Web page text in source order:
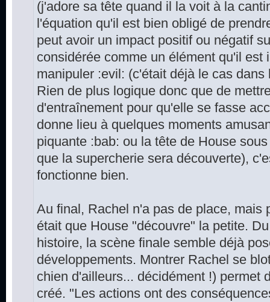
(j'adore sa tête quand il la voit à la
l'équation qu'il est bien obligé de
peut avoir un impact positif ou négatif
considérée comme un élément qu'il est
manipuler :evil: (c'était déjà le cas
Rien de plus logique donc que de
d'entraînement pour qu'elle se fasse
donne lieu à quelques moments
piquante :bab: ou la tête de House
que la supercherie sera découverte),
fonctionne bien.
Au final, Rachel n'a pas de place, mais
était que House "découvre" la petite.
histoire, la scène finale semble déjà
développements. Montrer Rachel se
chien d'ailleurs... décidément !) permet
créé. "Les actions ont des